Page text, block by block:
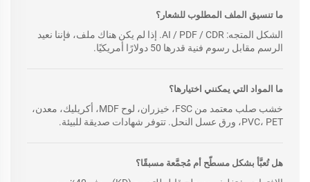
ما تنسيق الملف المطلوب للشعار؟
الشكل المتجه: AI / PDF / CDR. إذا لم يكن هناك ملف، فإننا نعيد
الرسم مقابل رسوم فنية قدرها 50 دولارًا أمريكيًا.
ما المواد التي يمكنني اختيارها؟
خشب صلب معتمد من FSC، خيزران، لوح MDF، أكريليك، معدن،
PVC، PET، ورق عسل النحل. تتوفر شهادات صديقة للبيئة.
هل تُعبَّأ بشكل مسطّح أم مُجمَّعة مسبقًا؟